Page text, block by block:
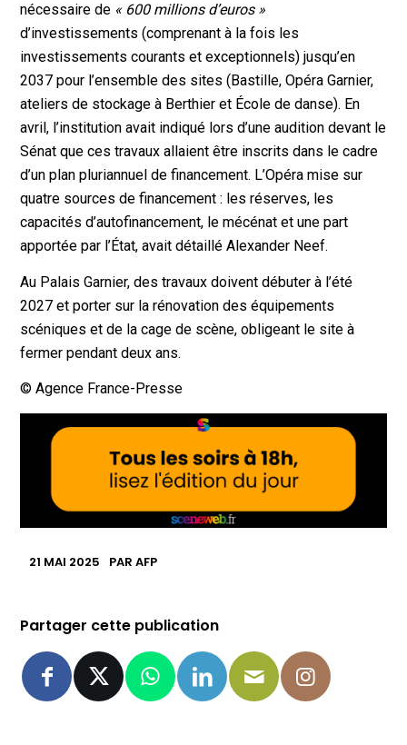
nécessaire de « 600 millions d’euros »
d’investissements (comprenant à la fois les
investissements courants et exceptionnels) jusqu’en
2037 pour l’ensemble des sites (Bastille, Opéra Garnier,
ateliers de stockage à Berthier et École de danse). En
avril, l’institution avait indiqué lors d’une audition devant le
Sénat que ces travaux allaient être inscrits dans le cadre
d’un plan pluriannuel de financement. L’Opéra mise sur
quatre sources de financement : les réserves, les
capacités d’autofinancement, le mécénat et une part
apportée par l’État, avait détaillé Alexander Neef.
Au Palais Garnier, des travaux doivent débuter à l’été
2027 et porter sur la rénovation des équipements
scéniques et de la cage de scène, obligeant le site à
fermer pendant deux ans.
© Agence France-Presse
21 MAI 2025 PARAFP
Partager cette publication